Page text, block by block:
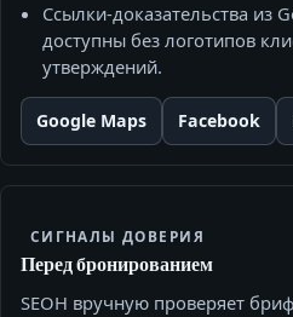
Ссылки‑доказательства из
доступны без логотипов
утверждений.
Google Maps Facebook
СИГНАЛЫ ДОВЕРИЯ
Перед бронированием
SEOH вручную проверяет